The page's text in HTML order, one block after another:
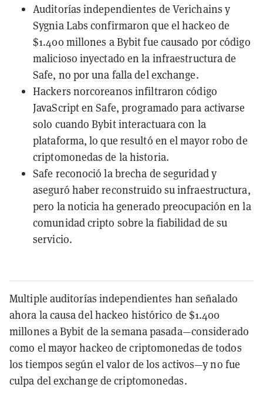
Auditorías independientes de Verichains y
Sygnia Labs confirmaron que el hackeo de
$1.400 millones a Bybit fue causado por código
malicioso inyectado en la infraestructura de
Safe, no por una falla del exchange.
Hackers norcoreanos infiltraron código
JavaScript en Safe, programado para activarse
solo cuando Bybit interactuara con la
plataforma, lo que resultó en el mayor robo de
criptomonedas de la historia.
Safe reconoció la brecha de seguridad y
aseguró haber reconstruido su infraestructura,
pero la noticia ha generado preocupación en la
comunidad cripto sobre la fiabilidad de su
servicio.
Multiple auditorías independientes han señalado
ahora la causa del hackeo histórico de $1.400
millones a Bybit de la semana pasada—considerado
como el mayor hackeo de criptomonedas de todos
los tiempos según el valor de los activos—y no fue
culpa del exchange de criptomonedas.